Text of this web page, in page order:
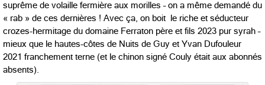
suprême de volaille fermière aux morilles – on a même demandé du
« rab » de ces dernières ! Avec ça, on boit le riche et séducteur
crozes-hermitage du domaine Ferraton père et fils 2023 pur syrah –
mieux que le hautes-côtes de Nuits de Guy et Yvan Dufouleur
2021 franchement terne (et le chinon signé Couly était aux abonnés
absents).